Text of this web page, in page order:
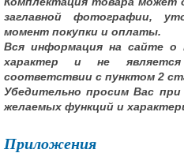
заглавной фотографии,
момент покупки и оплаты.
Вся информация на сайте о
характер и не
соответствии с пунктом 2
Убедительно просим Вас при
желаемых функций и
Приложения